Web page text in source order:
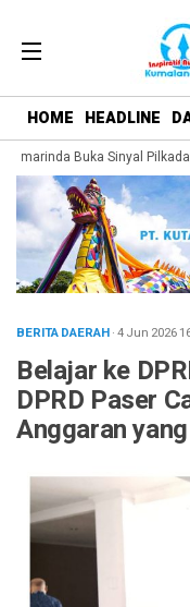
HOME HEADLINE
Buka Sinyal Pilkada,
BERITA DAERAH· 4 Jun 2026
Belajar ke
DPRD Paser
Anggaran